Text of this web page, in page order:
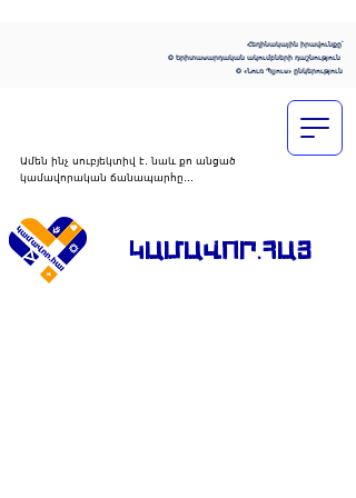
ԿԱՄԱՎՈՐ․ՀԱՅ
Հեղինակային իրավունքը՝
© Երիտասարդական ակումբների դաշնություն
© «Նուռ Պլյուս» ընկերություն
Ամեն ինչ սուբյեկտիվ է․ նաև քո անցած
կամավորական ճանապարհը․․․